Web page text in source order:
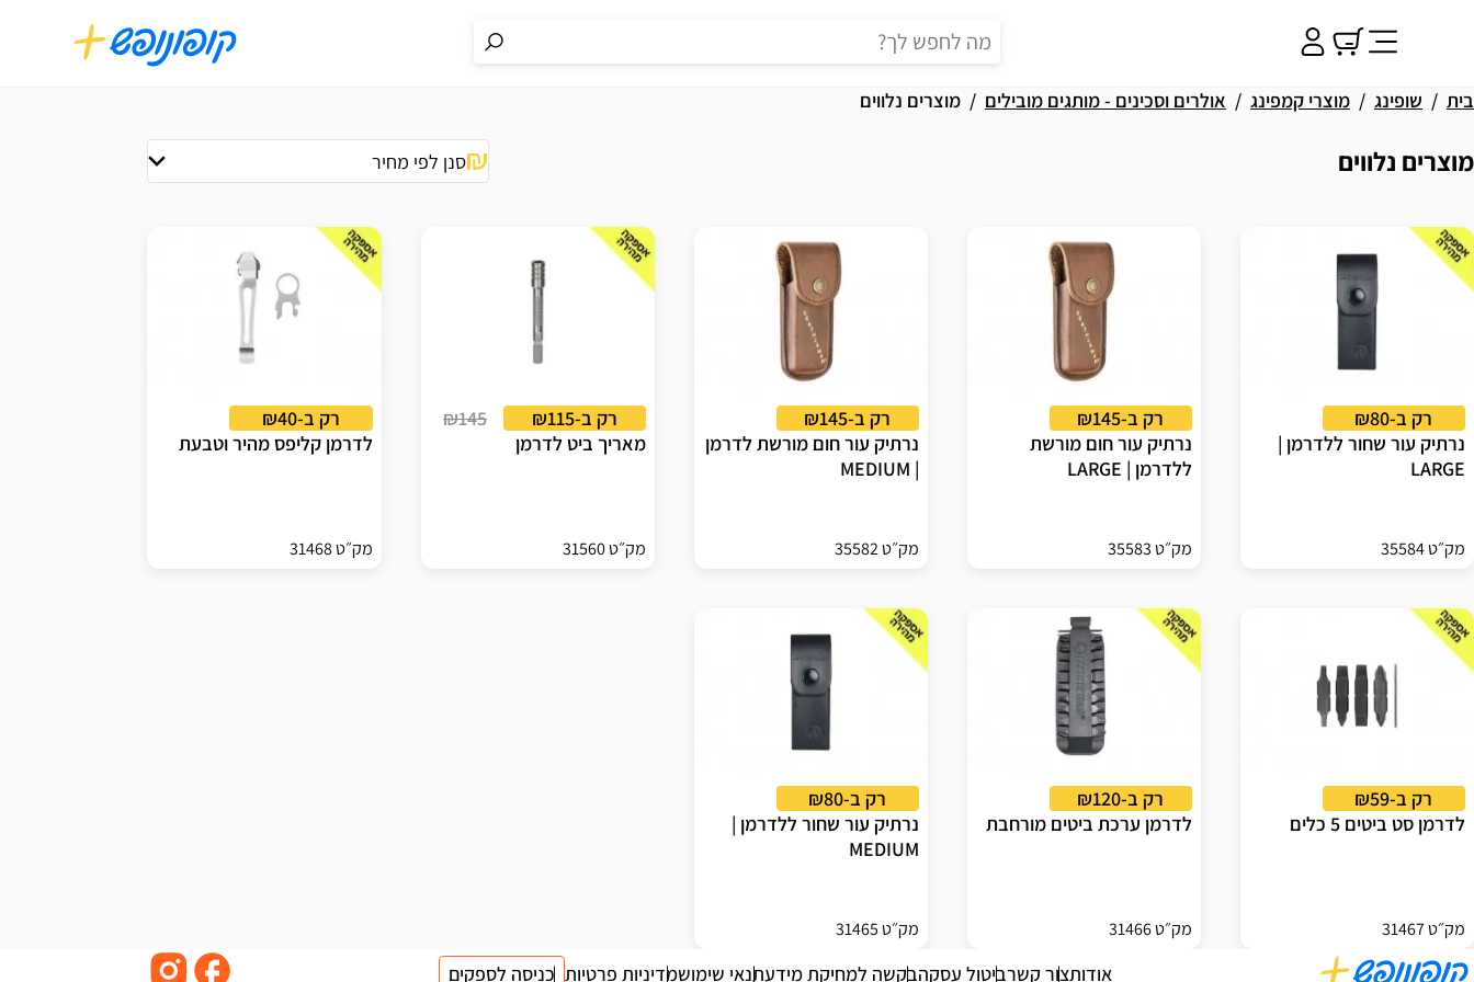
בית שופינג מוצרי קמפינג אולרים וסכינים - מותגים מובילים מוצרים נלווים
מוצרים נלווים סנן לפי מחיר
תוצאות
רק ב-₪80
נרתיק עור שחור ללדרמן |
LARGE
מק״ט 35584
רק ב-₪145
נרתיק עור חום מורשת
ללדרמן | LARGE
מק״ט 35583
רק ב-₪145
נרתיק עור חום מורשת לדרמן
| MEDIUM
מק״ט 35582
רק ב-₪115
₪145
מאריך ביט לדרמן
מק״ט 31560
רק ב-₪40
לדרמן קליפס מהיר וטבעת
מק״ט 31468
רק ב-₪59
לדרמן סט ביטים 5 כלים
מק״ט 31467
רק ב-₪120
לדרמן ערכת ביטים מורחבת
מק״ט 31466
רק ב-₪80
נרתיק עור שחור ללדרמן |
MEDIUM
מק״ט 31465
אודותצור קשרביטול עסקהבקשה למחיקת מידעתנאי שימושמדיניות פרטיות כניסה לספקים